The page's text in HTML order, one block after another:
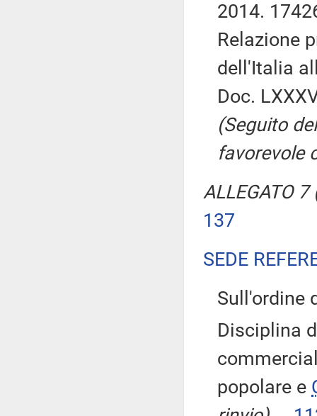
2014.
Relazione
dell'Italia
Doc.
(Seguito
favorevole
ALLEGATO
137
SEDE
Sull'ordine
Disciplina
popolare e